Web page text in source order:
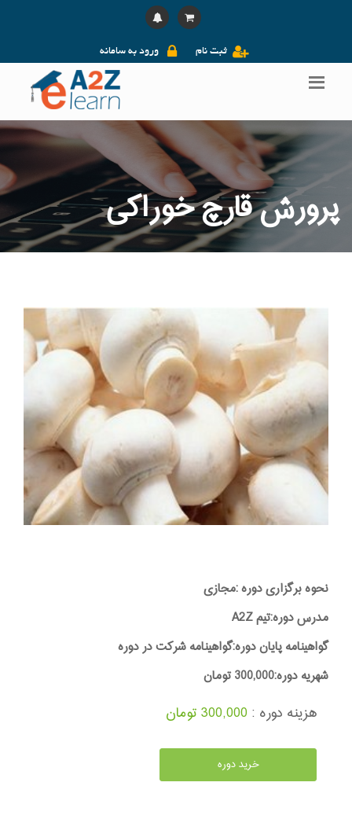
ورود به سامانه ثبت نام
پرورش قارچ خوراکی
نحوه برگزاری دوره :مجازی
مدرس دوره:تیم A2Z
گواهینامه پایان دوره:گواهینامه شرکت در دوره
شهریه دوره:300,000 تومان
هزینه دوره : 300,000 تومان
خرید دوره